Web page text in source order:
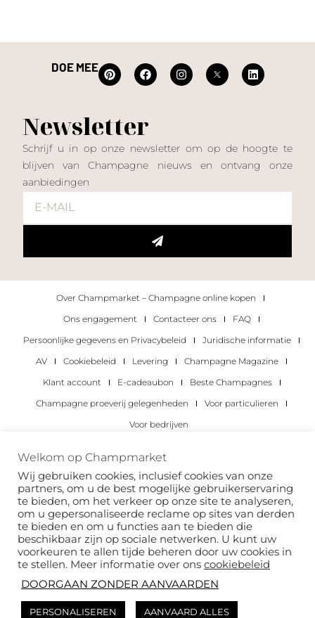
DOE MEE
Newsletter
Schrijf u in op onze newsletter om op de hoogte te
blijven van Champagne nieuws en ontvang onze
aanbiedingen
Over Champmarket – Champagne online kopen
Ons engagement
Contacteer ons
FAQ
Persoonlijke gegevens en Privacybeleid
Juridische informatie
AV
Cookiebeleid Levering
Champagne Magazine
Klant account
E-cadeaubon
Beste Champagnes
Champagne proeverij gelegenheden
Voor particulieren
Voor bedrijven
Copyright 2022 © alle rechten voorbehouden.
GEZONDHEID. DRINK MET VERSTAND.
Welkom op Champmarket
Wij gebruiken cookies, inclusief cookies van onze
partners, om u de best mogelijke gebruikerservaring
te bieden, om het verkeer op onze site te analyseren,
om u gepersonaliseerde reclame op sites van derden
te bieden en om u functies aan te bieden die
beschikbaar zijn op sociale netwerken. U kunt uw
voorkeuren te allen tijde beheren door uw cookies in
te stellen. Meer informatie over ons cookiebeleid
DOORGAAN ZONDER AANVAARDEN
PERSONALISEREN AANVAARD ALLES